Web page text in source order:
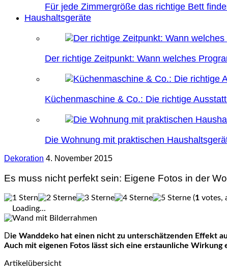
Für jede Zimmergröße das richtige Bett
Haushaltsgeräte
Der richtige Zeitpunkt: Wann welches
Küchenmaschine & Co.: Die richtige
Die Wohnung mit praktischen
Dekoration 4. November 2015
Es muss nicht perfekt sein: Eigene Fotos in der
(1 votes,
Loading...
Die Wanddeko hat einen nicht zu unterschätzenden Effekt auf die Atmosphäre eines Raumes. Es müssen jedoch nicht gleich teure Gemälde oder außergewöhnliche Kunstobjekte sein:
Auch mit eigenen Fotos lässt sich eine erstaunliche
Artikelübersicht